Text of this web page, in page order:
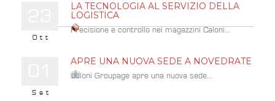
Ott
LA TECNOLOGIA AL SERVIZIO DELLA
LOGISTICA
Precisione e controllo nei magazzini Caloni...
Set
APRE UNA NUOVA SEDE A NOVEDRATE
Caloni Groupage apre una nuova sede...